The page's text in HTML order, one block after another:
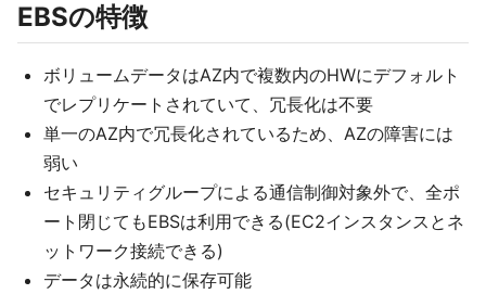
EBSの特徴
ボリュームデータはAZ内で複数内のHWにデフォルト
でレプリケートされていて、冗長化は不要
単一のAZ内で冗長化されているため、AZの障害には
弱い
セキュリティグループによる通信制御対象外で、全ポ
ート閉じてもEBSは利用できる(EC2インスタンスとネ
ットワーク接続できる)
データは永続的に保存可能